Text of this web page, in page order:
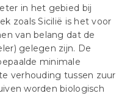
in het gebied bij
zoals Sicilië is het voor
van belang dat de
gelegen zijn. De
minimale
verhouding tussen zuur
worden biologisch